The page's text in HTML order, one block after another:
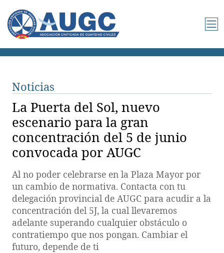
Noticias
La Puerta del Sol, nuevo
escenario para la gran
concentración del 5 de junio
convocada por AUGC
Al no poder celebrarse en la Plaza Mayor por
un cambio de normativa. Contacta con tu
delegación provincial de AUGC para acudir a la
concentración del 5J, la cual llevaremos
adelante superando cualquier obstáculo o
contratiempo que nos pongan. Cambiar el
futuro, depende de ti